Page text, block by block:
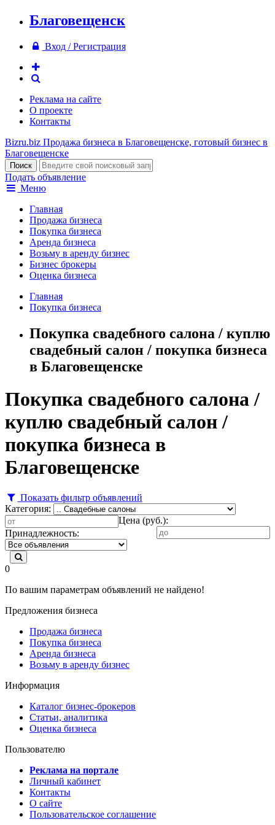
Благовещенск
Вход / Регистрация
Реклама на сайте
О проекте
Контакты
Bizru.biz Продажа бизнеса в Благовещенске, готовый бизнес в
Благовещенске
Подать объявление
Меню
Главная
Продажа бизнеса
Покупка бизнеса
Аренда бизнеса
Возьму в аренду бизнес
Бизнес брокеры
Оценка бизнеса
Главная
Покупка бизнеса
Покупка свадебного салона / куплю
свадебный салон / покупка бизнеса
в Благовещенске
Покупка свадебного салона /
куплю свадебный салон /
покупка бизнеса в
Благовещенске
Показать фильтр объявлений
Категория:
Цена (руб.):
Принадлежность:
0
По вашим параметрам объявлений не найдено!
Предложения бизнеса
Продажа бизнеса
Покупка бизнеса
Аренда бизнеса
Возьму в аренду бизнес
Информация
Каталог бизнес-брокеров
Статьи, аналитика
Оценка бизнеса
Пользователю
Реклама на портале
Личный кабинет
Контакты
О сайте
Пользовательское соглашение